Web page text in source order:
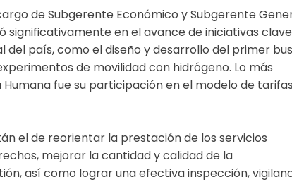
de Subgerente Económico y Subgerente
significativamente en el avance de iniciativas clave
país, como el diseño y desarrollo del primer bus
de movilidad con hidrógeno. Lo más
fue su participación en el modelo de tarifas
el de reorientar la prestación de los servicios
mejorar la cantidad y calidad de la
así como lograr una efectiva inspección,